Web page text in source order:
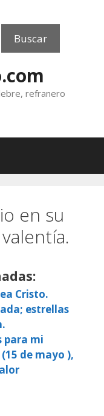
Buscar
refranero
en su
Cristo.
estrellas
para mi
de mayo ),